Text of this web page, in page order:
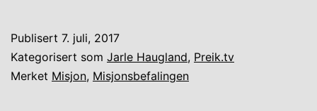
Publisert 7. juli, 2017
Kategorisert som Jarle Haugland, Preik.tv
Merket Misjon, Misjonsbefalingen